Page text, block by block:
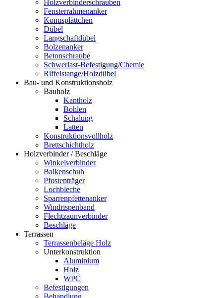
Holzverbinderschrauben
Fensterrahmenanker
Konusplättchen
Dübel
Langschaftdübel
Bolzenanker
Betonschraube
Schwerlast-Befestigung/Chemie
Riffelstange/Holzdübel
Bau- und Konstruktionsholz
Bauholz
Kantholz
Bohlen
Schalung
Latten
Konstruktionsvollholz
Brettschichtholz
Holzverbinder / Beschläge
Winkelverbinder
Balkenschuh
Pfostenträger
Lochbleche
Sparrenpfettenanker
Windrispenband
Flechtzaunverbinder
Beschläge
Terrassen
Terrassenbeläge Holz
Unterkonstruktion
Aluminium
Holz
WPC
Befestigungen
Behandlung